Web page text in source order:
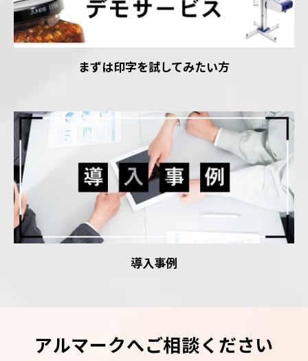
まずは印字を試してみたい方
導入事例
アルマークへご相談ください